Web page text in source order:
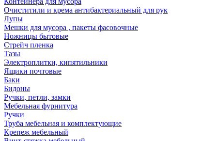
Очиститили и крема антибактериальный для рук
Лупы
Мешки для мусора , пакеты фасовочные
Ножницы бытовые
Стрейч пленка
Тазы
Электроплитки, кипятильники
Ящики почтовые
Баки
Бидоны
Ручки, петли, замки
Мебельная фурнитура
Ручки
Труба мебельная и комплектующие
Крепеж мебельный